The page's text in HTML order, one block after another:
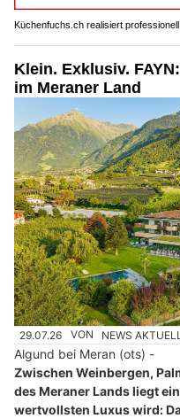
Küchenfuchs.ch realisiert
Klein. Exklusiv.
im Meraner Land
29.07.26 VON NEWS AKTUELL
Algund bei Meran (ots) -
Zwischen Weinbergen,
des Meraner Lands liegt
wertvollsten Luxus wird: